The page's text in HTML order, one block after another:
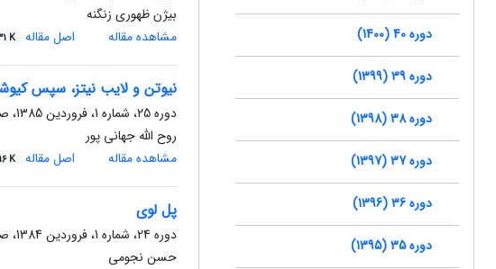
بیژن ظهوری زنگنه
مشاهده مقاله
اصل مقاله K
نیوتن و لایب نیتز، سپس
دوره 25، شماره 1، فروردین 1385، صفحه
روح الله جهانی پور
مشاهده مقاله
اصل مقاله K
پل لوی
دوره 24، شماره 1، فروردین 1384، صفحه
حسن نجومی
دوره 40 (1400)
دوره 39 (1399)
دوره 38 (1398)
دوره 37 (1397)
دوره 36 (1396)
دوره 35 (1395)